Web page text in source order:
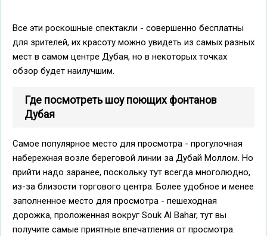
Все эти роскошные спектакли - совершенно бесплатны
для зрителей, их красоту можно увидеть из самых разных
мест в самом центре Дубая, но в некоторых точках
обзор будет наилучшим.
Где посмотреть шоу поющих фонтанов
Дубая
Самое популярное место для просмотра - прогулочная
набережная возле береговой линии за Дубай Моллом. Но
прийти надо заранее, поскольку тут всегда многолюдно,
из-за близости торгового центра. Более удобное и менее
заполненное место для просмотра - пешеходная
дорожка, проложенная вокруг Souk Al Bahar, тут вы
получите самые приятные впечатления от просмотра.